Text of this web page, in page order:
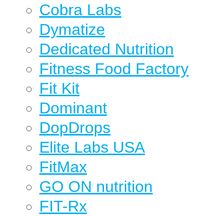
Cobra Labs
Dymatize
Dedicated Nutrition
Fitness Food Factory
Fit Kit
Dominant
DopDrops
Elite Labs USA
FitMax
GO ON nutrition
FIT-Rx